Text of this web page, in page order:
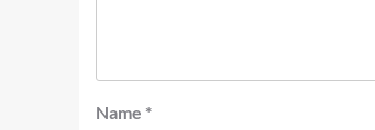
Name *